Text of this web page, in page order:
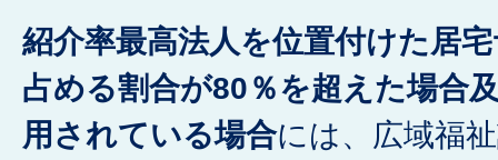
紹介率最高法人を位置付けた居
占める割合が80％を超えた場合
用されている場合には、広域福